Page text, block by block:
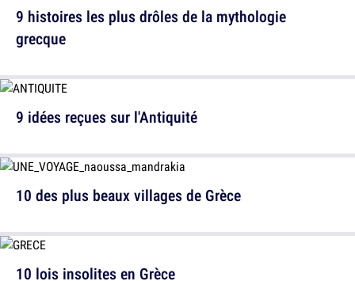
9 histoires les plus drôles de la mythologie
grecque
10 des plus beaux villages de Grèce
9 idées reçues sur l'Antiquité
10 lois insolites en Grèce